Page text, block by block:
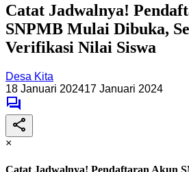
Catat Jadwalnya!
SNPMB Mulai Dibuka,
Verifikasi Nilai Siswa
Desa Kita
18 Januari 202417 Januari 2024
×
Catat Jadwalnya! Pendaftaran Akun